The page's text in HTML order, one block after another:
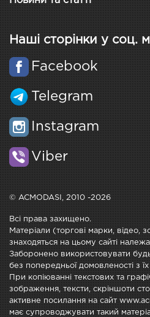
Наші сторінки у соц.
Facebook
Telegram
Instagram
Viber
© ACMODASI, 2010 -2026
Всі права захищено.
Матеріали (торгові марки, відео,
знаходяться на цьому сайті
Заборонено використовувати
без попередньої домовленості з
При копіюванні текстових та
зображення, тексти, скріншоти
активне посилання на сайт
має супроводжувати такий